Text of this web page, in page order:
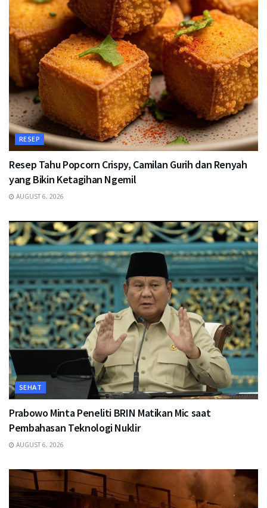
RESEP
Resep Tahu Popcorn Crispy, Camilan Gurih dan Renyah
yang Bikin Ketagihan Ngemil
AUGUST 6, 2026
SEHAT
Prabowo Minta Peneliti BRIN Matikan Mic saat
Pembahasan Teknologi Nuklir
AUGUST 6, 2026